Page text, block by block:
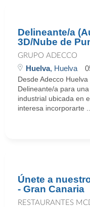
Delineante/a
3D/Nube de
GRUPO ADECCO
Huelva, Huelva
Desde Adecco
Delineante/a para
industrial ubicada en
interesa incorporarte ...
Únete a
- Gran Canaria
RESTAURANTES